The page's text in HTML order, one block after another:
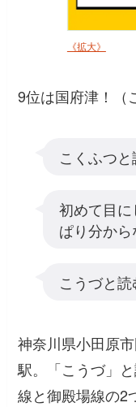
《拡大》
9位は国府津！（
こくふつ
初めて目
ぱり分か
こうづと
神奈川県小田原
駅。「こうづ」
線と御殿場線の2